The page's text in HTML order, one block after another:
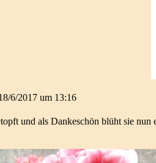
6/2017 um 13:16
und als Dankeschön blüht sie nun